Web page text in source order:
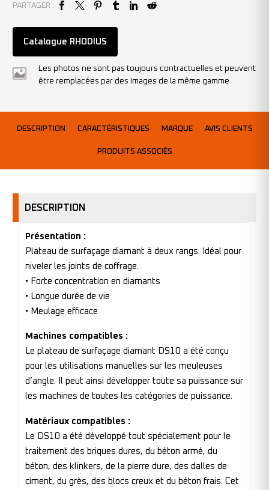
PARTAGER :
Catalogue RHODIUS
Les photos ne sont pas toujours contractuelles et peuvent
être remplacées par des images de la même gamme
DESCRIPTION CARACTÉRISTIQUES MARQUE AVIS CLIENTS
PRODUITS ASSOCIÉS
DESCRIPTION
Présentation :
Plateau de surfaçage diamant à deux rangs. Idéal pour
niveler les joints de coffrage.
• Forte concentration en diamants
• Longue durée de vie
• Meulage efficace
Machines compatibles :
Le plateau de surfaçage diamant DS10 a été conçu
pour les utilisations manuelles sur les meuleuses
d’angle. Il peut ainsi développer toute sa puissance sur
les machines de toutes les catégories de puissance.
Matériaux compatibles :
Le DS10 a été développé tout spécialement pour le
traitement des briques dures, du béton armé, du
béton, des klinkers, de la pierre dure, des dalles de
ciment, du grès, des blocs creux et du béton frais. Cet